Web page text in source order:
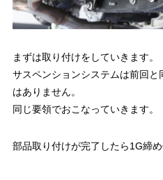
まずは取り付けをしていきます。
サスペンションシステムは前回
はありません。
同じ要領でおこなっていきます。
部品取り付けが完了したら1G締め